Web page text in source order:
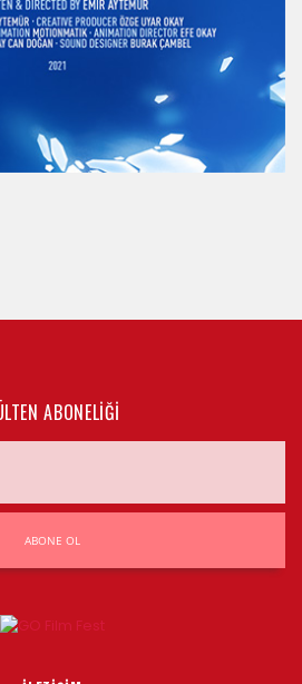
ABONELIĞI
ABONE OL